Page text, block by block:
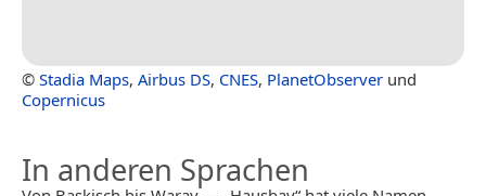
© Stadia Maps, Airbus DS, CNES, PlanetObserver und
Copernicus
In anderen Sprachen